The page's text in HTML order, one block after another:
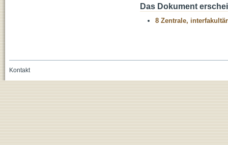
Das Dokument
8 Zentrale,
Kontakt